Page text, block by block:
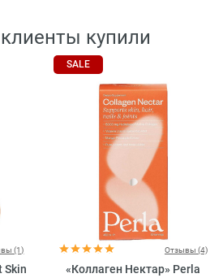
купили
(1)
Skin
SALE
Отзывы (4)
«Коллаген Нектар» Perla